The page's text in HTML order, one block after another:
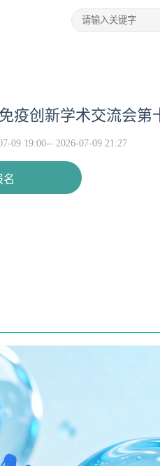
疫创新学术交流会第
09 19:00-- 2026-07-09 21:27
名